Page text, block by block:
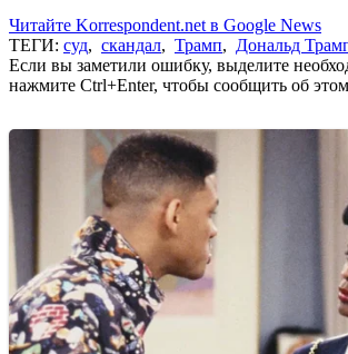
Читайте Korrespondent.net в Google News
ТЕГИ: суд, скандал, Трамп, Дональд
Если вы заметили ошибку, выделите
нажмите Ctrl+Enter, чтобы сообщить об